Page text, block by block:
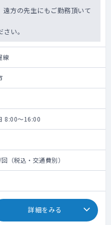
方の先生にもご勤務頂いて
い。
線
8:00～16:00
（税込・交通費別）
詳細をみる